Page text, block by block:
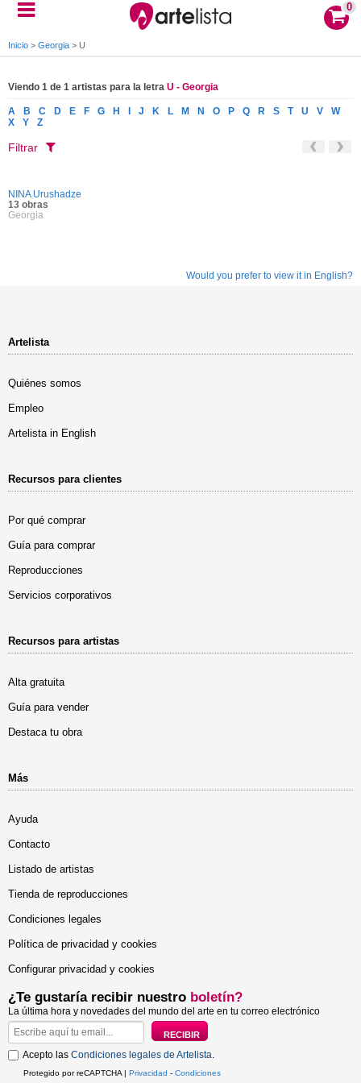
0
Inicio > Georgia > U
Viendo 1 de 1 artistas para la letra U - Georgia
A B C D E F G H J K L M N O P Q R S T U V
W
X
Y Z
Filtrar
NINA Urushadze
13 obras
Georgia
Would you prefer to view it in English?
Artelista
Quiénes somos
Empleo
Artelista in English
Recursos para clientes
Por qué comprar
Guía para comprar
Reproducciones
Servicios corporativos
Recursos para artistas
Alta gratuita
Guía para vender
Destaca tu obra
Más
Ayuda
Contacto
Listado de artistas
Tienda de reproducciones
Condiciones legales
Política de privacidad y cookies
Configurar privacidad y cookies
¿Te gustaría recibir nuestro boletín?
La última hora y novedades del mundo del arte en tu correo electrónico
Acepto las Condiciones legales de Artelista.
Protegido por reCAPTCHA | Privacidad - Condiciones